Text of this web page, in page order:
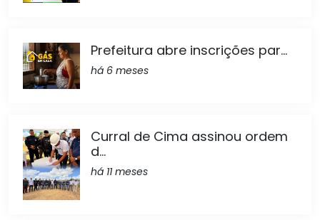
Prefeitura abre inscrições par...
há 6 meses
Curral de Cima assinou ordem
d...
há 11 meses